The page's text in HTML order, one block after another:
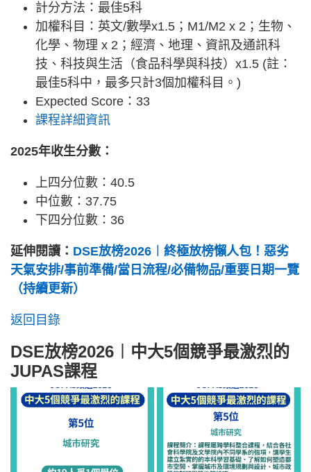
計分方法：最佳5科
加權科目：英文/數學x1.5；M1/M2 x 2；生物、
化學、物理 x 2；經濟、地理、資訊及通訊科
技、科技與生活（食品科學與科技）x1.5 (註：
最佳5科中，最多只計3個加權科目。)
Expected Score：33
課程詳細資訊
2025年收生分數：
上四分位數：40.5
中位數：37.75
下四分位數：36
延伸閱讀： DSE放榜2026︱終極放榜懶人包！惡劣
天氣安排/事前準備/當日流程/必備物品/重要日期一覽
（持續更新）
返回目錄
DSE放榜2026︱中大5個競爭最激烈的
JUPAS課程